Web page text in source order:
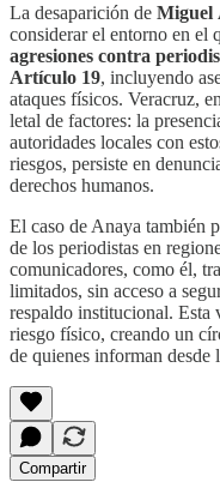
La desaparición de Miguel
considerar el entorno en el
agresiones contra
Artículo 19, incluyendo
ataques físicos. Veracruz,
letal de factores: la
autoridades locales con
riesgos, persiste en
derechos humanos.
El caso de Anaya también
de los periodistas en
comunicadores, como él,
limitados, sin acceso a
respaldo institucional. Esta
riesgo físico, creando un
de quienes informan desde
Compartir